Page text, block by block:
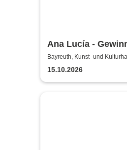
Ana Lucía -
Bayreuth, Kunst- und
15.10.2026